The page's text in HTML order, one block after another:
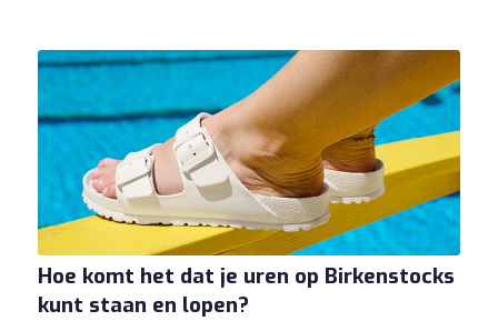
Hoe komt het dat je uren op Birkenstocks
kunt staan en lopen?